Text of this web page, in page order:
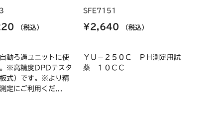
（税込）
動ろ過ユニットに使
※高精度DPDテスタ
式）です。※より精
定にご利用くだ...
SFE7151
¥2,640 （税込）
ＹＵ－２５０Ｃ ＰＨ測定用試
薬 １０ＣＣ